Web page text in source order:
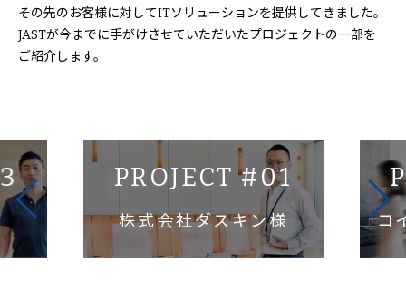
その先のお客様に対してITソリューションを提供してきました。
JASTが今までに手がけさせていただいたプロジェクトの一部を
ご紹介します。
PROJECT #01
株式会社ダスキン様 コ